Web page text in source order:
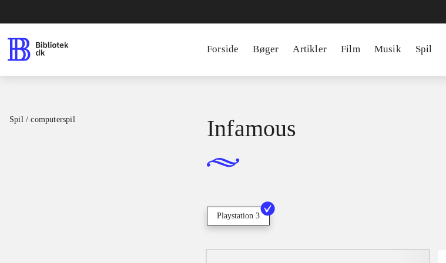
Forside Bøger Artikler Film Musik Spil
Spil / computerspil Infamous
Playstation 3